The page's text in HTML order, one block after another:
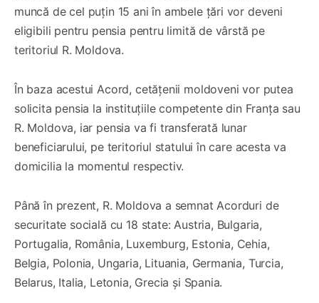
muncă de cel puțin 15 ani în ambele țări vor deveni
eligibili pentru pensia pentru limită de vârstă pe
teritoriul R. Moldova.
În baza acestui Acord, cetățenii moldoveni vor putea
solicita pensia la instituțiile competente din Franța sau
R. Moldova, iar pensia va fi transferată lunar
beneficiarului, pe teritoriul statului în care acesta va
domicilia la momentul respectiv.
Până în prezent, R. Moldova a semnat Acorduri de
securitate socială cu 18 state: Austria, Bulgaria,
Portugalia, România, Luxemburg, Estonia, Cehia,
Belgia, Polonia, Ungaria, Lituania, Germania, Turcia,
Belarus, Italia, Letonia, Grecia și Spania.